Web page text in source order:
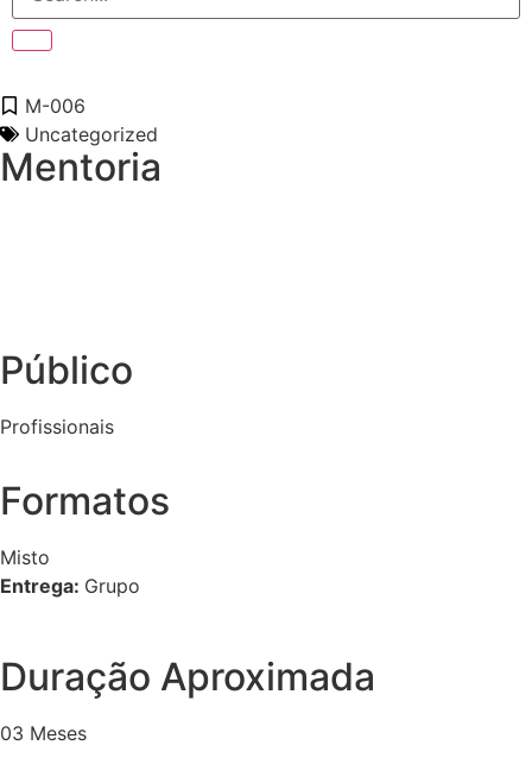
M-006
Uncategorized
Mentoria
Público
Profissionais
Formatos
Misto
Entrega: Grupo
Duração Aproximada
03 Meses